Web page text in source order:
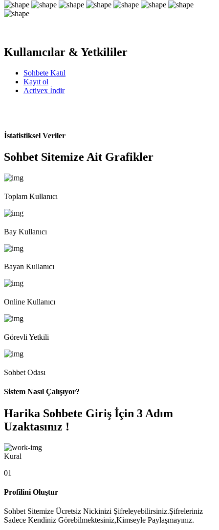
Kullanıcılar & Yetkililer
Sohbete Katıl
Kayıt ol
Activex İndir
İstatistiksel Veriler
Sohbet Sitemize Ait Grafikler
Toplam Kullanıcı
Bay Kullanıcı
Bayan Kullanıcı
Online Kullanıcı
Görevli Yetkili
Sohbet Odası
Sistem Nasıl Çalışıyor?
Harika Sohbete Giriş İçin 3 Adım
Uzaktasınız !
Kural
01
Profilini Oluştur
Sohbet Sitemize Ücretsiz Nickinizi Şifreleyebilirsiniz.Şifreleriniz
Sadece Kendiniz Görebilmektesiniz,Kimseyle Paylaşmayınız.